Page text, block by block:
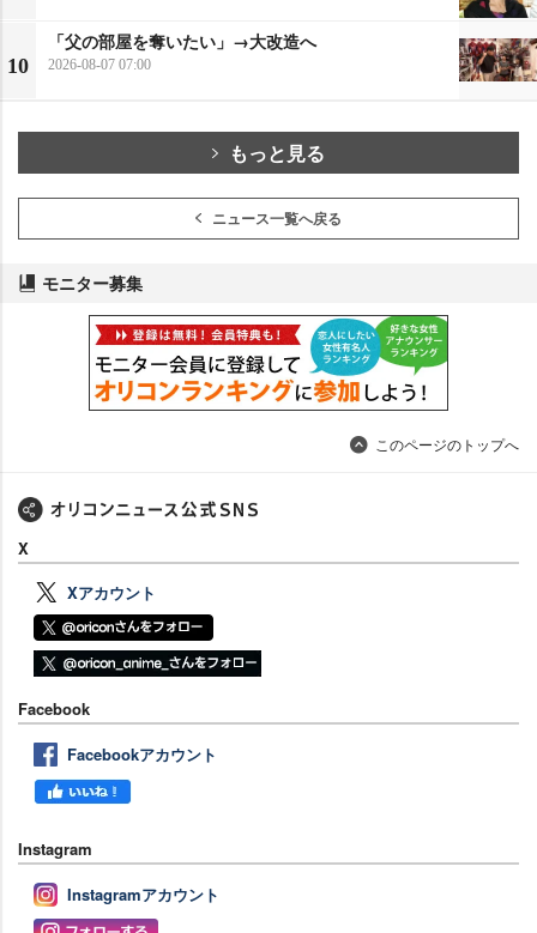
10
「父の部屋を奪いたい」→大改造へ
2026-08-07 07:00
もっと見る
ニュース一覧へ戻る
モニター募集
このページのトップへ
X
Xアカウント
Facebook
Facebookアカウント
Instagram
Instagramアカウント